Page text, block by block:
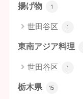
揚げ物 1
世田谷区 1
東南アジア料理
世田谷区 1
栃木県 15